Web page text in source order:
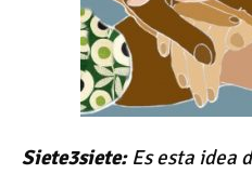
Siete3siete:Es esta idea